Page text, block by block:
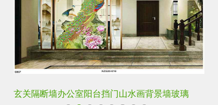
轻奢装饰艺术入户电视玻璃背景墙